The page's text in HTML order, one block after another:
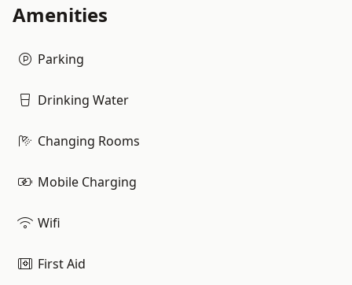
Amenities
Parking
Drinking Water
Changing Rooms
Mobile Charging
Wifi
First Aid